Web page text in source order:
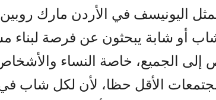
اليونيسف في الأردن مارك
أو شابة يبحثون عن فرصة لبناء
الجميع، خاصة النساء
الأقل حظا، لأن لكل شاب